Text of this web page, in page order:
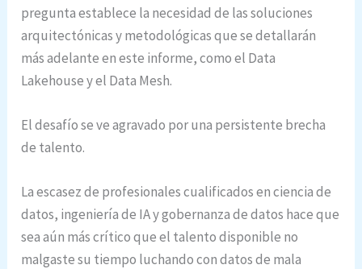
pregunta establece la necesidad de las soluciones
arquitectónicas y metodológicas que se detallarán
más adelante en este informe, como el Data
Lakehouse y el Data Mesh.
El desafío se ve agravado por una persistente brecha
de talento.
La escasez de profesionales cualificados en ciencia de
datos, ingeniería de IA y gobernanza de datos hace que
sea aún más crítico que el talento disponible no
malgaste su tiempo luchando con datos de mala